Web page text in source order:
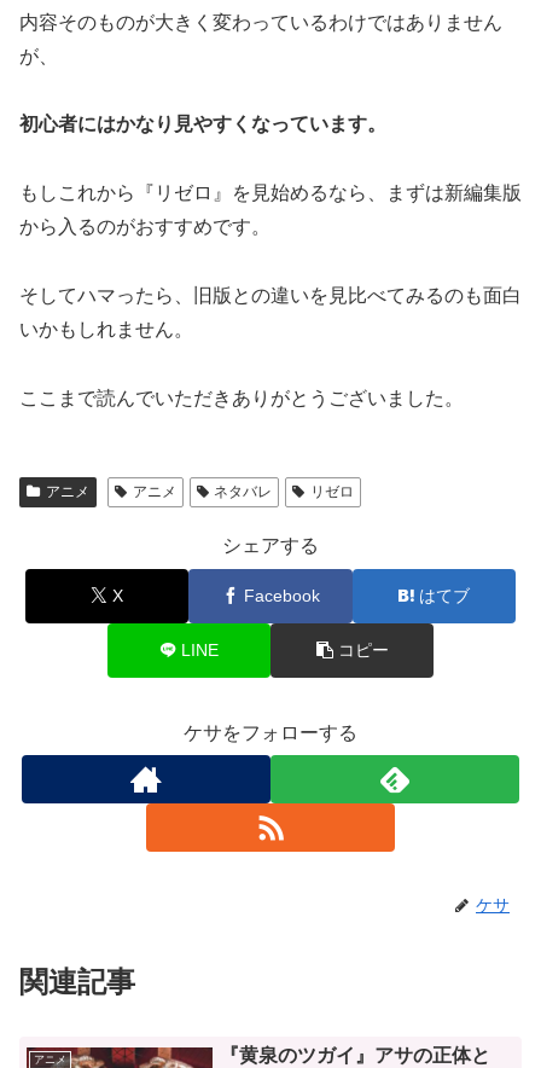
内容そのものが大きく変わっているわけではありません
が、
初心者にはかなり見やすくなっています。
もしこれから『リゼロ』を見始めるなら、まずは新編集版
から入るのがおすすめです。
そしてハマったら、旧版との違いを見比べてみるのも面白
いかもしれません。
ここまで読んでいただきありがとうございました。
アニメ アニメ ネタバレ リゼロ
シェアする
X Facebook はてブ
LINE コピー
ケサをフォローする
ケサ
関連記事
アニメ
『黄泉のツガイ』アサの正体と